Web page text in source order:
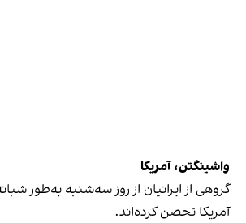
واشینگتن، آمریکا
گروهی از ایرانیان از روز سه‌شنبه به‌طور
آمریکا تحصن کرده‌اند.